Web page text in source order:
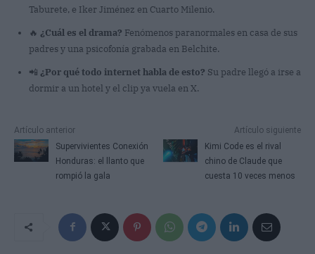
Taburete, e Iker Jiménez en Cuarto Milenio.
🔥 ¿Cuál es el drama? Fenómenos paranormales en casa de sus
padres y una psicofonía grabada en Belchite.
📲 ¿Por qué todo internet habla de esto? Su padre llegó a irse a
dormir a un hotel y el clip ya vuela en X.
Artículo anterior
Supervivientes Conexión
Honduras: el llanto que
rompió la gala
Artículo siguiente
Kimi Code es el rival
chino de Claude que
cuesta 10 veces menos